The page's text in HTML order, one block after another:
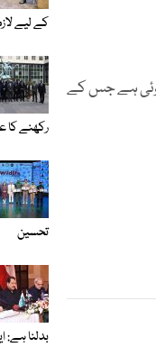
سونے کی قیمت میں 24 ہزار 300 روپےکی کمی ہوئی ہے جس کے
کے لیے لازمی ہے،
رکھنے کا
تحسین
بدلنا ہے: